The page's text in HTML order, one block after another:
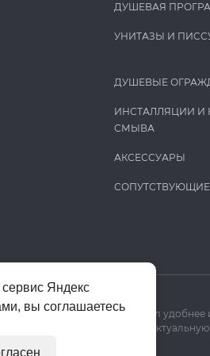
ДУШЕВАЯ
УНИТАЗЫ И
ДУШЕВЫЕ
ИНСТАЛЛЯЦИИ И
СМЫВА
АКСЕССУАРЫ
Метрику, чтобы сайт работал
в ассортименте.
Яндекс
вы соглашаетесь